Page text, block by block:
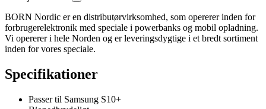
BORN Nordic er en distributørvirksomhed, som opererer inden for
forbrugerelektronik med speciale i powerbanks og mobil opladning.
Vi opererer i hele Norden og er leveringsdygtige i et bredt sortiment
inden for vores speciale.
Specifikationer
Passer til Samsung S10+